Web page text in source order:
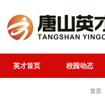
英才首页 校园动态
校园动态首页